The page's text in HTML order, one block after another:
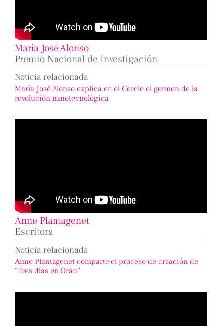
María José Alonso
Premio Nacional de Investigación
Noticia relacionada
María José Alonso explica en el Cercle el germen de la
revolución nanotecnológica
Anne Plantagenet
Escritora
Noticia relacionada
Anne Plantagenet comparte el proceso de creación de
“Tres días en Orán”